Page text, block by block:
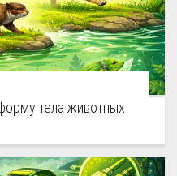
тела животных